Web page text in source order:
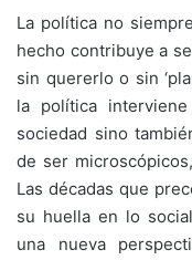
La política no
hecho contribuye a
sin quererlo o sin
la política
sociedad sino
de ser
Las décadas que
su huella en lo
una nueva